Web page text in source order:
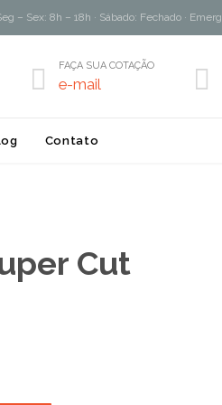
– Sex: 8h – 18h · Sábado: Fechado ·
 FAÇA SUA COTAÇÃO
e-mail 
Contato
Cut